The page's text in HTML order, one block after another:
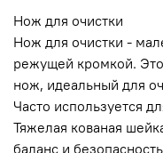
Нож для очистки
Нож для очистки -
режущей кромкой.
нож, идеальный для
Часто используется
Тяжелая кованая
баланс и